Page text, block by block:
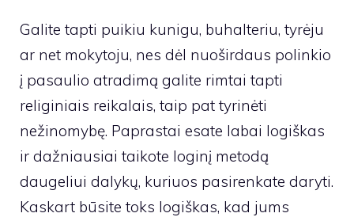
Galite tapti puikiu kunigu, buhalteriu, tyrėju
ar net mokytoju, nes dėl nuoširdaus polinkio
į pasaulio atradimą galite rimtai tapti
religiniais reikalais, taip pat tyrinėti
nežinomybę. Paprastai esate labai logiškas
ir dažniausiai taikote loginį metodą
daugeliui dalykų, kuriuos pasirenkate daryti.
Kaskart būsite toks logiškas, kad jums